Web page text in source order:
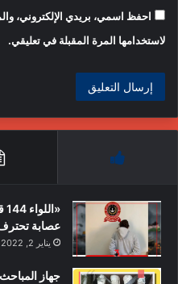
احفظ اسمي، بريدي الإلكتروني،
لاستخدامها المرة المقبلة في تعليقي.
عصابة
يناير 2, 2022
جهاز